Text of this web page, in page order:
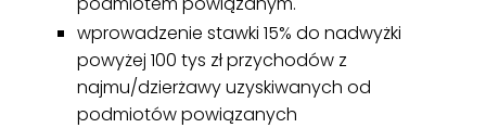
wprowadzenie stawki 15% do nadwyżki
powyżej 100 tys zł przychodów z
najmu/dzierżawy uzyskiwanych od
podmiotów powiązanych